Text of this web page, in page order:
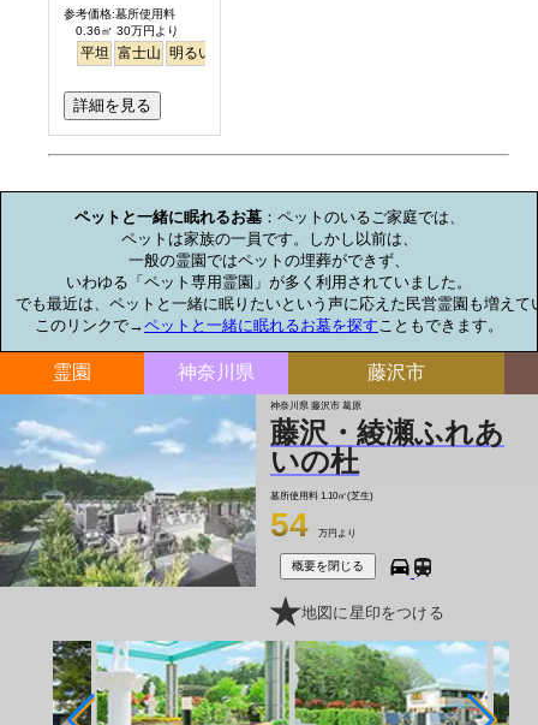
参考価格:墓所使用料
0.36㎡ 30万円より
平坦 富士山 明るい
詳細を見る
ペットと一緒に眠れるお墓：ペットのいるご家庭では、
ペットは家族の一員です。しかし以前は、
一般の霊園ではペットの埋葬ができず、
いわゆる「ペット専用霊園」が多く利用されていました。
でも最近は、ペットと一緒に眠りたいという声に応えた民営霊園も増えて
このリンクで→ペットと一緒に眠れるお墓を探すこともできます。
霊園 神奈川県 藤沢市
神奈川県 藤沢市 葛原
藤沢・綾瀬ふれあ
いの杜
墓所使用料 1.10㎡(芝生)
54 万円より
概要を閉じる
地図に星印をつける